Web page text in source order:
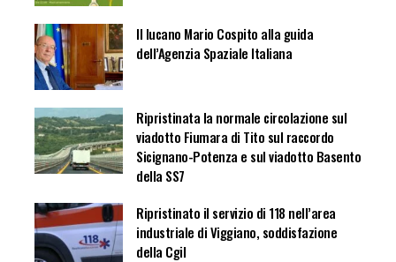
Il lucano Mario Cospito alla guida
dell’Agenzia Spaziale Italiana
Ripristinata la normale circolazione sul
viadotto Fiumara di Tito sul raccordo
Sicignano-Potenza e sul viadotto Basento
della SS7
Ripristinato il servizio di 118 nell’area
industriale di Viggiano, soddisfazione
della Cgil